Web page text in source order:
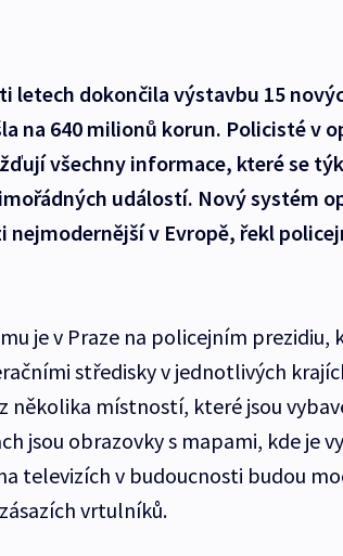
letech dokončila výstavbu 15
na 640 milionů korun. Policisté v
všechny informace, které se
událostí. Nový systém
nejmodernější v Evropě, řekl
je v Praze na policejním prezidiu,
středisky v jednotlivých
několika místností, které jsou
jsou obrazovky s mapami, kde je
televizích v budoucnosti budou
vrtulníků.